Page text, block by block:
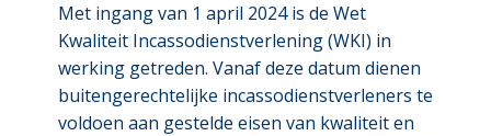
Met ingang van 1 april 2024 is de Wet
Kwaliteit Incassodienstverlening (WKI) in
werking getreden. Vanaf deze datum dienen
buitengerechtelijke incassodienstverleners te
voldoen aan gestelde eisen van kwaliteit en